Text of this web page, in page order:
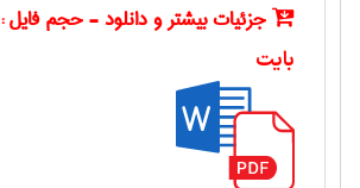
جزئیات بیشتر و دانلود - حجم فایل :
بایت